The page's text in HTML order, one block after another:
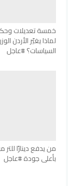
خمسة تعديلات
لماذا يغيّر الأردن
السياسات؟ #عاجل
من يدفع دينارًا
بأعلى جودة #عاجل